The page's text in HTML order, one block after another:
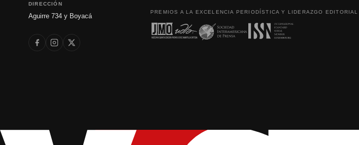
DIRECCIÓN
Aguirre 734 y Boyacá
PREMIOS A LA EXCELENCIA PERIODÍSTICA Y LIDERAZGO EDITORIAL